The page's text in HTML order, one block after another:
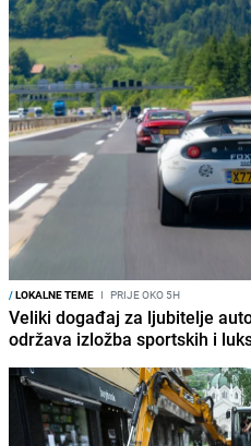
/LOKALNE TEME I PRIJE OKO 5H
Veliki događaj za ljubitelje
održava izložba sportskih i